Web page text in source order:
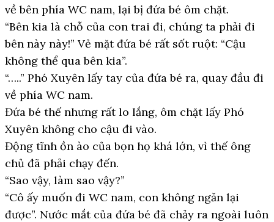
về bên phía WC nam, lại bị đứa bé ôm chặt.
“Bên kia là chỗ của con trai đi, chúng ta phải đi
bên này này!” Vẻ mặt đứa bé rất sốt ruột: “Cậu
không thể qua bên kia”.
“…..” Phó Xuyên lấy tay của đứa bé ra, quay đầu đi
về phía WC nam.
Đứa bé thế nhưng rất lo lắng, ôm chặt lấy Phó
Xuyên không cho cậu đi vào.
Động tĩnh ồn ào của bọn họ khá lớn, vì thế ông
chủ đã phải chạy đến.
“Sao vậy, làm sao vậy?”
“Cô ấy muốn đi WC nam, con không ngăn lại
được”. Nước mắt của đứa bé đã chảy ra ngoài luôn